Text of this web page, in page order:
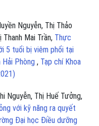
Nguyễn, Thị Thảo
Thanh Mai Trần, Thực
5 tuổi bị viêm phổi tại
Hải Phòng , Tạp chí Khoa
Nguyễn, Thị Huế Tưởng,
với kỹ năng ra quyết
Đại học Điều dưỡng